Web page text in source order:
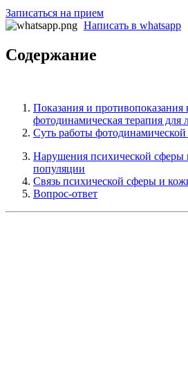
Записаться на прием
Написать в whatsapp
Содержание
Показания и противопоказания
фотодинамическая терапия для
Суть работы фотодинамической
Нарушения психической сферы
популяции
Cвязь психической сферы и
Вопрос-ответ